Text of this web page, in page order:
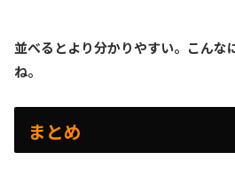
並べるとより分かりやすい。こんな
ね。
まとめ